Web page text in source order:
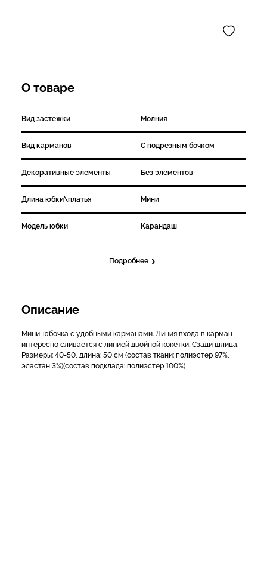
О товаре
Вид застежки Молния
Вид карманов С подрезным бочком
Декоративные элементы Без элементов
Длина юбки\платья Мини
Модель юбки Карандаш
Подробнее
Описание
Мини-юбочка с удобными карманами. Линия входа в карман
интересно сливается с линией двойной кокетки. Сзади шлица.
Размеры: 40-50, длина: 50 см (состав ткани: полиэстер 97%,
эластан 3%)(состав подклада: полиэстер 100%)